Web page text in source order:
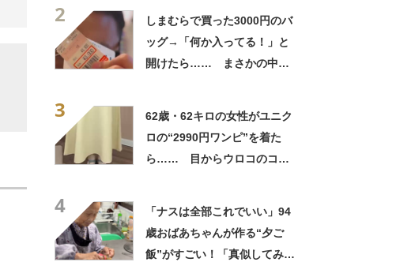
2
しまむらで買った3000円のバ
ッグ→「何か入ってる！」と
開けたら…… まさかの中身
3
62歳・62キロの女性がユニク
ロの“2990円ワンピ”を着た
ら…… 目からウロコのコー
4
「ナスは全部これでいい」94
歳おばあちゃんが作る“夕ご
飯”がすごい！「真似してみま